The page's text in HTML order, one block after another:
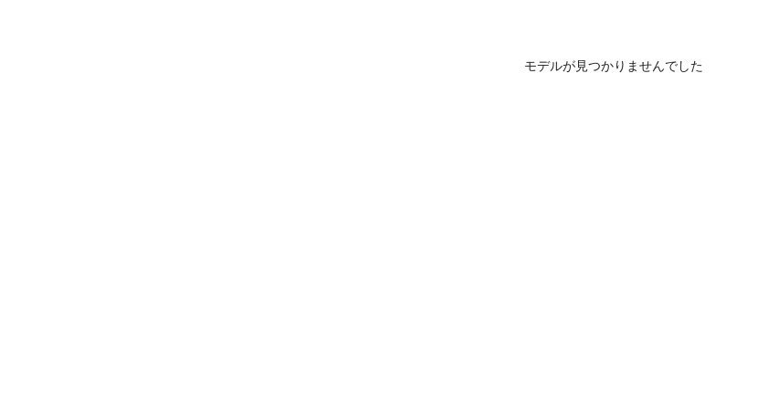
モデルが見つかりませんでした